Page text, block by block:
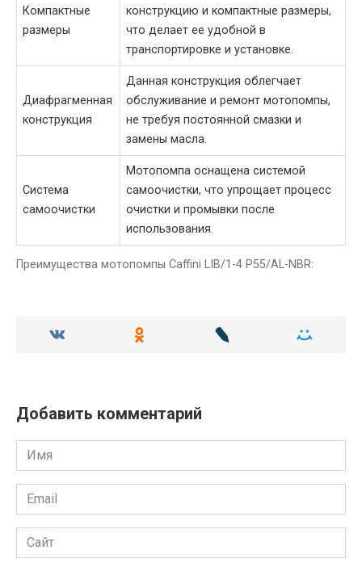
Преимущества мотопомпы Caffini LIB/1-4 P55/AL-NBR:
Компактные
размеры
конструкцию и компактные размеры,
что делает ее удобной в
транспортировке и установке.
Диафрагменная
конструкция
Данная конструкция облегчает
обслуживание и ремонт мотопомпы,
не требуя постоянной смазки и
замены масла.
Система
самоочистки
Мотопомпа оснащена системой
самоочистки, что упрощает процесс
очистки и промывки после
использования.
Добавить комментарий
Имя
Email
Сайт